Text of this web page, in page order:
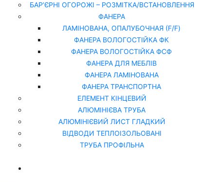
БАР’ЄРНІ ОГОРОЖІ – РОЗМІТКА/ВСТАНОВЛЕННЯ
ФАНЕРА
ЛАМІНОВАНА, ОПАЛУБОЧНАЯ (F/F)
ФАНЕРА ВОЛОГОСТІЙКА ФК
ФАНЕРА ВОЛОГОСТІЙКА ФСФ
ФАНЕРА ДЛЯ МЕБЛІВ
ФАНЕРА ЛАМІНОВАНА
ФАНЕРА ТРАНСПОРТНА
ЕЛЕМЕНТ КІНЦЕВИЙ
АЛЮМІНІЄВА ТРУБА
АЛЮМІНІЄВИЙ ЛИСТ ГЛАДКИЙ
ВІДВОДИ ТЕПЛОІЗОЛЬОВАНІ
ТРУБА ПРОФІЛЬНА